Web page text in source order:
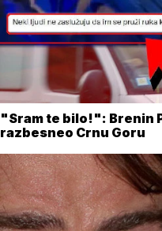
"Sram te bilo!": Brenin
razbesneo Crnu Goru